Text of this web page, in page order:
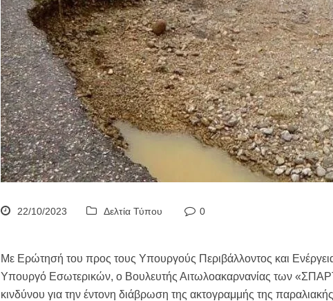
22/10/2023 Δελτία Τύπου 0
Με Ερώτησή του προς τους Υπουργούς Περιβάλλοντος και
Υπουργό Εσωτερικών, ο Βουλευτής Αιτωλοακαρνανίας των
κινδύνου για την έντονη διάβρωση της ακτογραμμής της